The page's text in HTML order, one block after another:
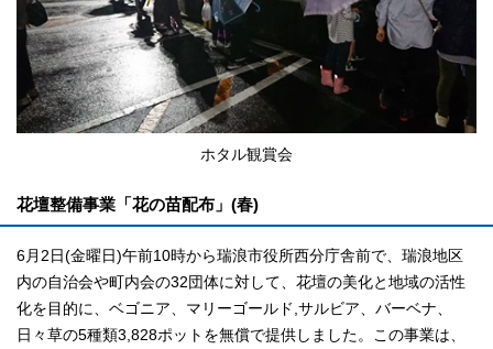
ホタル観賞会
花壇整備事業「花の苗配布」(春)
6月2日(金曜日)午前10時から瑞浪市役所西分庁舎前で、瑞浪地区
内の自治会や町内会の32団体に対して、花壇の美化と地域の活性
化を目的に、ベゴニア、マリーゴールド,サルビア、バーベナ、
日々草の5種類3,828ポットを無償で提供しました。この事業は、